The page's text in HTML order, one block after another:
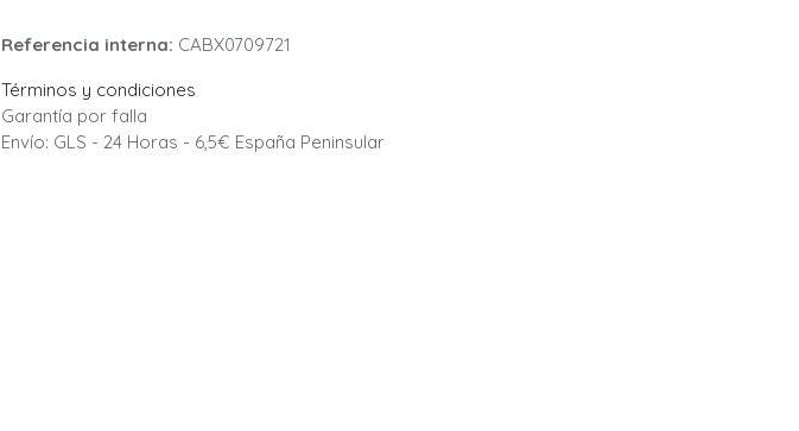
Referencia interna: CABX0709721
Términos y condiciones
Garantía por falla
Envío: GLS - 24 Horas - 6,5€ España Peninsular